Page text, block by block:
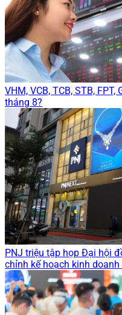
VHM, VCB, TCB, STB,
tháng 8?
PNJ triệu tập họp Đại hội
chỉnh kế hoạch kinh doanh